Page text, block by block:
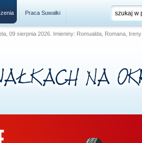
Praca Suwałki
09 sierpnia 2026. Imieniny: Romualda, Romana, Ireny